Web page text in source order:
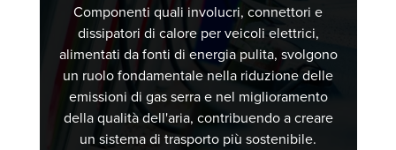
Componenti quali involucri, connettori e
dissipatori di calore per veicoli elettrici,
alimentati da fonti di energia pulita, svolgono
un ruolo fondamentale nella riduzione delle
emissioni di gas serra e nel miglioramento
della qualità dell'aria, contribuendo a creare
un sistema di trasporto più sostenibile.